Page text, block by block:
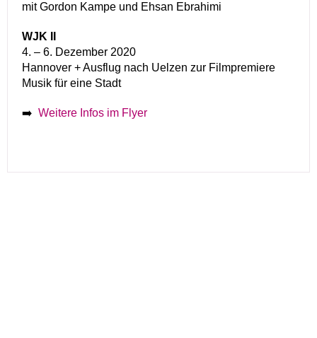
mit Gordon Kampe und Ehsan Ebrahimi
WJK II
4. – 6. Dezember 2020
Hannover + Ausflug nach Uelzen zur Filmpremiere
Musik für eine Stadt
➡️ Weitere Infos im Flyer